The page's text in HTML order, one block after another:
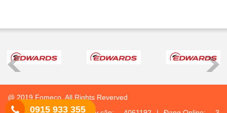
@ 2019 Fomeco. All Rights Reverved
0915 933 355